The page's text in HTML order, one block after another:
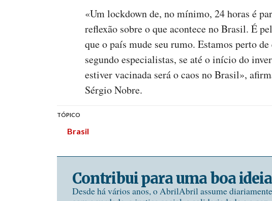
«Um lockdown de, no mínimo, 24 horas é
reflexão sobre o que acontece no Brasil. É
que o país mude seu rumo. Estamos perto
segundo especialistas, se até o início do
estiver vacinada será o caos no Brasil»,
Sérgio Nobre.
TÓPICO
Brasil
Contribui para uma boa ideia
Desde há vários anos, o AbrilAbril assume